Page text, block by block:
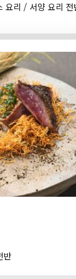
요리 / 서양 요리 전
반